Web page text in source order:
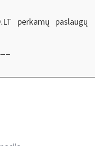
perkamų paslaugų